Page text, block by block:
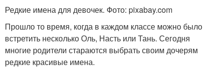
Редкие имена для девочек. Фото: pixabay.com
Прошло то время, когда в каждом классе можно было
встретить несколько Оль, Насть или Тань. Сегодня
многие родители стараются выбрать своим дочерям
редкие красивые имена.